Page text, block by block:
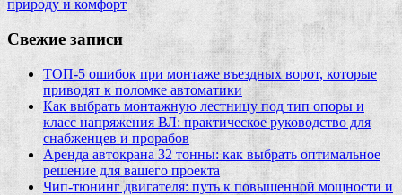
природу и комфорт
Свежие записи
ТОП-5 ошибок при монтаже въездных ворот, которые
приводят к поломке автоматики
Как выбрать монтажную лестницу под тип опоры и
класс напряжения ВЛ: практическое руководство для
снабженцев и прорабов
Аренда автокрана 32 тонны: как выбрать оптимальное
решение для вашего проекта
Чип‑тюнинг двигателя: путь к повышенной мощности и